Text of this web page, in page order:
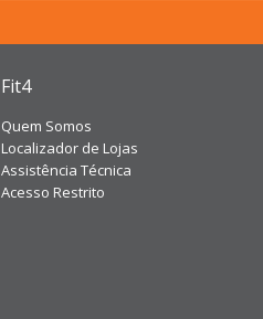
Fit4
Quem Somos
Localizador de Lojas
Assistência Técnica
Acesso Restrito